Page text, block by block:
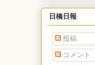
日橋日報
投稿
コメント